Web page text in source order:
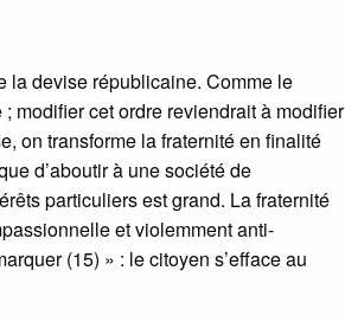
la devise républicaine. Comme le
modifier cet ordre reviendrait à modifier
on transforme la fraternité en finalité
d’aboutir à une société de
particuliers est grand. La fraternité
et violemment anti-
(15) » : le citoyen s’efface au